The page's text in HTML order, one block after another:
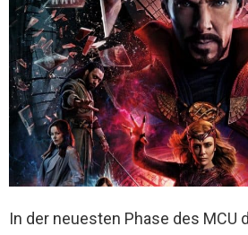
In der neuesten Phase des MCU